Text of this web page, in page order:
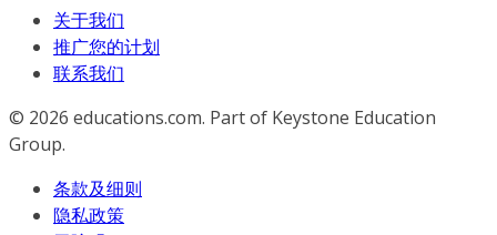
关于我们
推广您的计划
联系我们
© 2026 educations.com. Part of Keystone Education
Group.
条款及细则
隐私政策